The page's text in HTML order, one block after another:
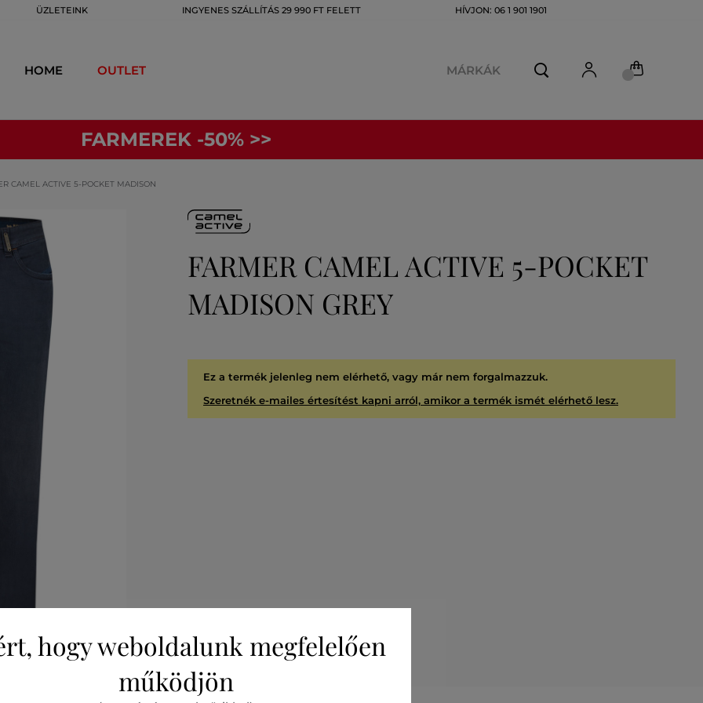
ÜZLETEINK INGYENES SZÁLLÍTÁS 29 990 FT FELETT HÍVJON: 06 1 901 1901
HOME OUTLET MÁRKÁK
FARMEREK -50% >>
CAMEL ACTIVE 5-POCKET MADISON
FARMER CAMEL ACTIVE 5-POCKET
MADISON GREY
Ez a termék jelenleg nem elérhető, vagy már nem forgalmazzuk.
Szeretnék e-mailes értesítést kapni arról, amikor a termék ismét elérhető lesz.
hogy weboldalunk megfelelően
működjön